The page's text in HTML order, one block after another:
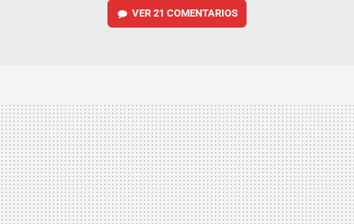
VER 21 COMENTARIOS